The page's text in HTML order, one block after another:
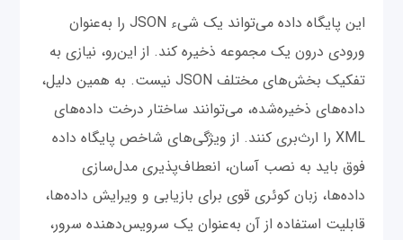
این پایگاه داده می‌تواند یک شیء JSON را به‌عنوان
ورودی درون یک مجموعه ذخیره کند. از این‌رو، نیازی به
تفکیک بخش‌های مختلف JSON نیست. به همین دلیل،
داده‌های ذخیره‌شده، می‌توانند ساختار درخت داده‌های
XML را ارث‌بری کنند. از ویژگی‌های شاخص پایگاه داده
فوق باید به نصب آسان، انعطاف‌پذیری مدل‌سازی
داده‌ها، زبان کوئری قوی برای بازیابی و ویرایش داده‌ها،
قابلیت استفاده از آن به‌عنوان یک سرویس‌دهنده سرور،